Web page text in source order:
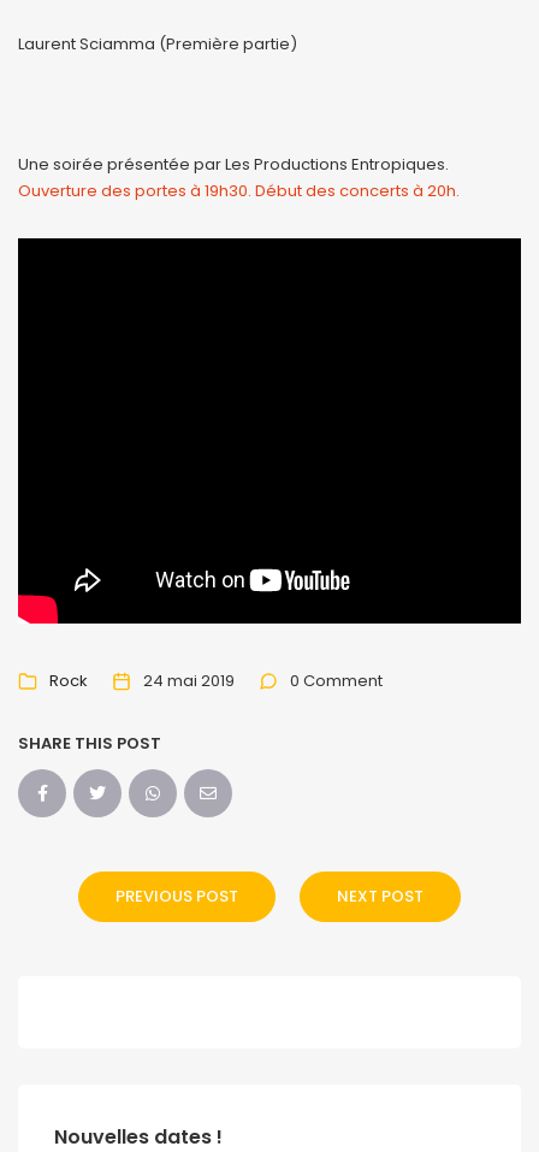
Laurent Sciamma (Première partie)
Une soirée présentée par Les Productions Entropiques.
Ouverture des portes à 19h30. Début des concerts à 20h.
Rock 24 mai 2019 0 Comment
SHARE THIS POST
PREVIOUS POST NEXT POST
Nouvelles dates !